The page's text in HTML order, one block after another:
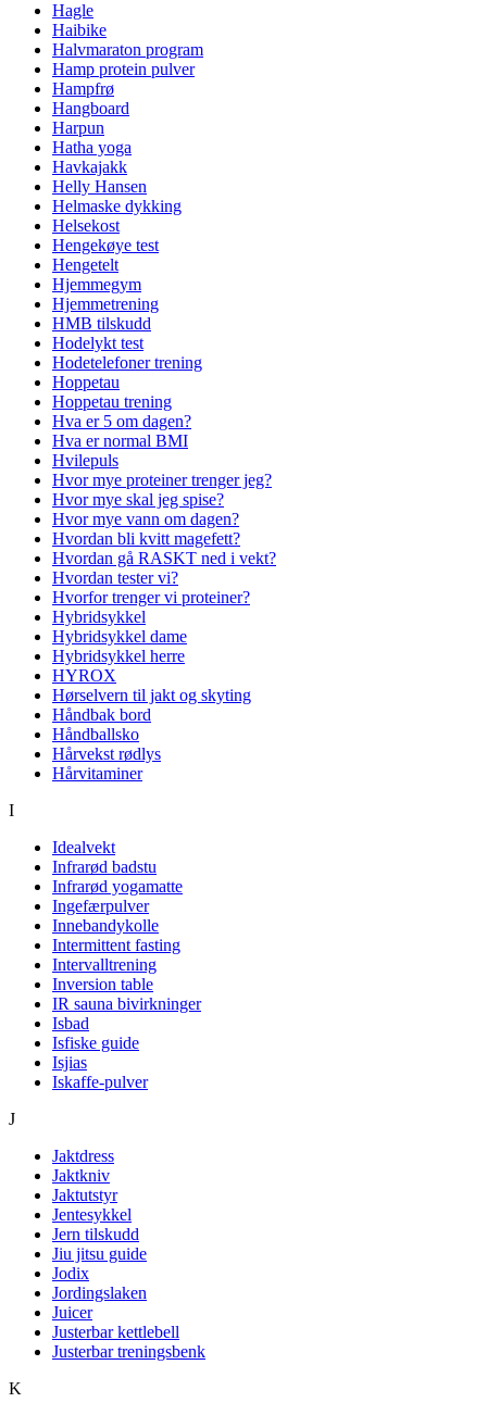
Hagle
Haibike
Halvmaraton program
Hamp protein pulver
Hampfrø
Hangboard
Harpun
Hatha yoga
Havkajakk
Helly Hansen
Helmaske dykking
Helsekost
Hengekøye test
Hengetelt
Hjemmegym
Hjemmetrening
HMB tilskudd
Hodelykt test
Hodetelefoner trening
Hoppetau
Hoppetau trening
Hva er 5 om dagen?
Hva er normal BMI
Hvilepuls
Hvor mye proteiner trenger jeg?
Hvor mye skal jeg spise?
Hvor mye vann om dagen?
Hvordan bli kvitt magefett?
Hvordan gå RASKT ned i vekt?
Hvordan tester vi?
Hvorfor trenger vi proteiner?
Hybridsykkel
Hybridsykkel dame
Hybridsykkel herre
HYROX
Hørselvern til jakt og skyting
Håndbak bord
Håndballsko
Hårvekst rødlys
Hårvitaminer
I
Idealvekt
Infrarød badstu
Infrarød yogamatte
Ingefærpulver
Innebandykolle
Intermittent fasting
Intervalltrening
Inversion table
IR sauna bivirkninger
Isbad
Isfiske guide
Isjias
Iskaffe-pulver
J
Jaktdress
Jaktkniv
Jaktutstyr
Jentesykkel
Jern tilskudd
Jiu jitsu guide
Jodix
Jordingslaken
Juicer
Justerbar kettlebell
Justerbar treningsbenk
K